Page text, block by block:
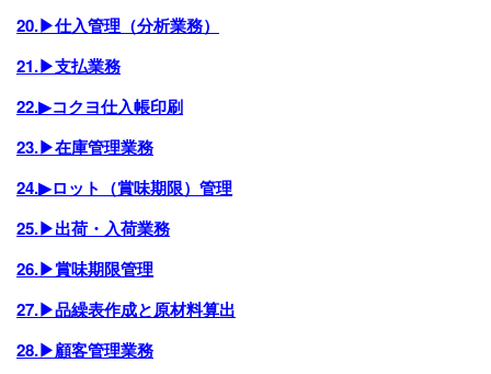
20.▶仕入管理（分析業務）
21.▶支払業務
22.▶コクヨ仕入帳印刷
23.▶在庫管理業務
24.▶ロット（賞味期限）管理
25.▶出荷・入荷業務
26.▶賞味期限管理
27.▶品繰表作成と原材料算出
28.▶顧客管理業務